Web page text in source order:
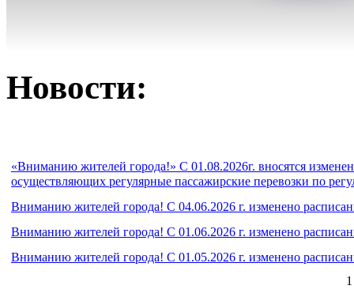
Новости:
«Вниманию жителей города!» С 01.08.2026г. вносятся
осуществляющих регулярные пассажирские перевозки по
Вниманию жителей города! С 04.06.2026 г. изменено
Вниманию жителей города! С 01.06.2026 г. изменено
Вниманию жителей города! С 01.05.2026 г. изменено
1